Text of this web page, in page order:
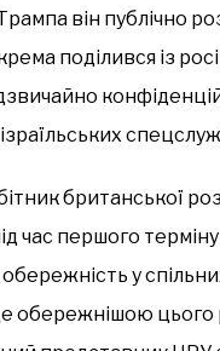
він публічно
поділився із
британської
час першого
у
обережнішою цього